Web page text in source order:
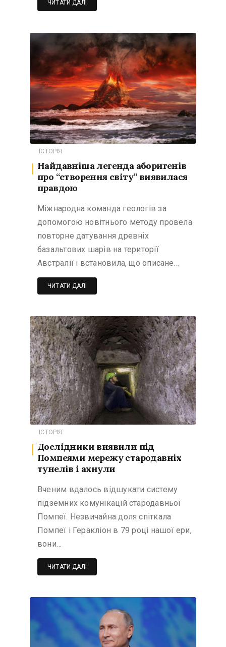
ЧИТАТИ ДАЛІ
ІСТОРІЯ
Найдавніша легенда аборигенів
про “створення світу” виявилася
правдою
Міжнародна команда геологів за
допомогою новітнього методу провела
повторне датування древніх
базальтових шарів на території
Австралії і встановила, що описане…
ЧИТАТИ ДАЛІ
ІСТОРІЯ
Дослідники виявили під
Помпеями мережу стародавніх
тунелів і ахнули
Вченим вдалось відшукати систему
підземних комунікацій стародавньої
Помпеї. Незвичайна доля спіткала
Помпеї і Геракліон в 79 році нашої ери,
вони…
ЧИТАТИ ДАЛІ